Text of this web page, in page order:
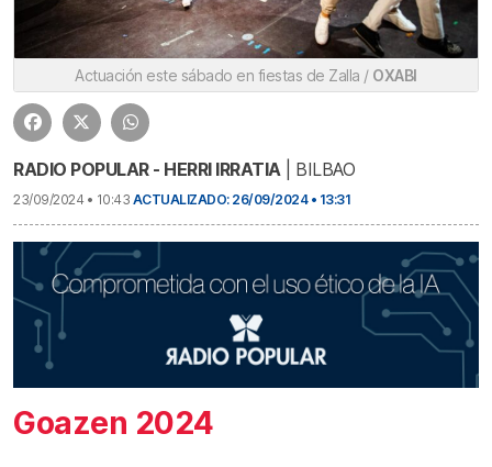
Actuación este sábado en fiestas de Zalla / OXABI
RADIO POPULAR - HERRI IRRATIA| BILBAO
23/09/2024 • 10:43 ACTUALIZADO: 26/09/2024 • 13:31
Goazen 2024